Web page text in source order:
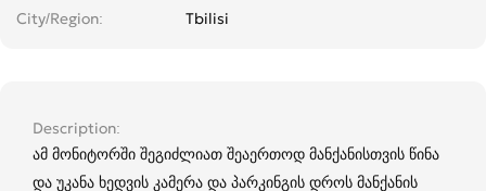
City/Region Tbilisi
Description
ამ მონიტორში შეგიძლიათ შეაერთოდ მანქანისთვის წინა
და უკანა ხედვის კამერა და პარკინგის დროს მანქანის